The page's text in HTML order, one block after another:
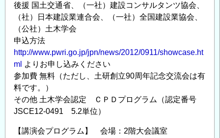
後援 国土交通省、（一社）建設コンサルタンツ協会、
（社）日本建設業連合会、（一社）全国建設業協会、
（公社）土木学会
申込方法
http://www.pwri.go.jp/jpn/news/2012/0911/showcase.ht
ml よりお申し込みください
参加費 無料（ただし、土研創立90周年記念交流会は有
料です。）
その他 土木学会認定 ＣＰＤプログラム（認定番号
JSCE12-0491 5.2単位）
【講演会プログラム】 会場：2階大会議室